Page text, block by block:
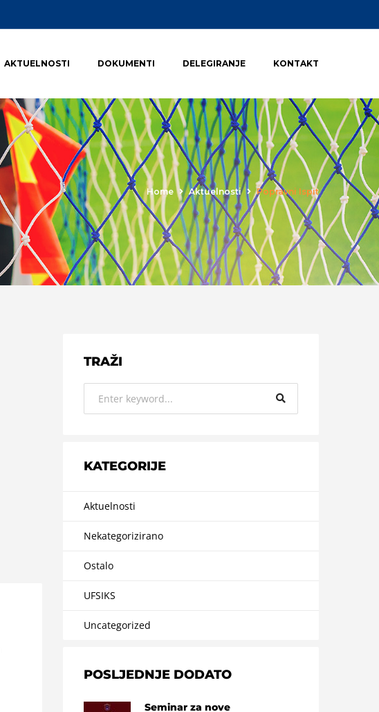
AKTUELNOSTI DOKUMENTI DELEGIRANJE KONTAKT
Home Aktuelnosti Popravni Ispit
TRAŽI
KATEGORIJE
Aktuelnosti
Nekategorizirano
Ostalo
UFSIKS
Uncategorized
POSLJEDNJE DODATO
Seminar za nove